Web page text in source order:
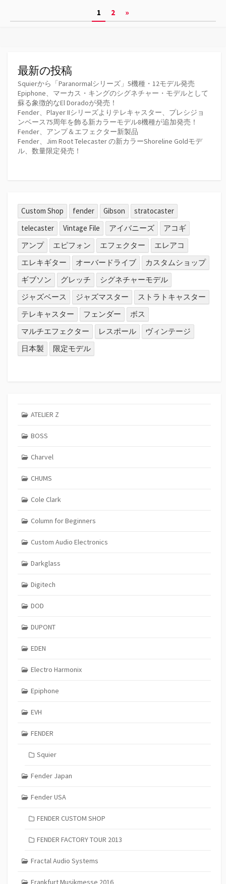
ー
ペ
ー
ジ
送
り
1 2 »
最新の投稿
Squierから「Paranormalシリーズ」5機種・12モデル発売
Epiphone、マーカス・キングのシグネチャー・モデルとして
蘇る象徴的なEl Doradoが発売！
Fender、Player IIシリーズよりテレキャスター、プレシジョ
ンベース75周年を飾る新カラーモデル8機種が追加発売！
Fender、アンプ＆エフェクター新製品
Fender、Jim Root Telecaster の新カラーShoreline Goldモデ
ル、数量限定発売！
Custom Shop fender Gibson
stratocaster
telecaster
Vintage File アイバニーズ
アコギ
アンプ
エピフォン エフェクター
エレアコ
エレキギター
オーバードライブ
カスタムショップ
ギブソン
グレッチ
シグネチャーモデル
ジャズベース
ジャズマスター
ストラトキャスター
テレキャスター
フェンダー
ボス
マルチエフェクター
レスポール
ヴィンテージ
日本製
限定モデル
ATELIER Z
BOSS
Charvel
CHUMS
Cole Clark
Column for Beginners
Custom Audio Electronics
Darkglass
Digitech
DOD
DUPONT
EDEN
Electro Harmonix
Epiphone
EVH
FENDER
Squier
Fender Japan
Fender USA
FENDER CUSTOM SHOP
FENDER FACTORY TOUR 2013
Fractal Audio Systems